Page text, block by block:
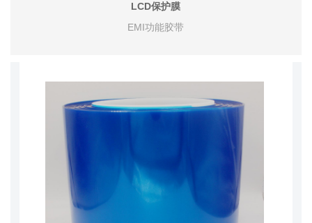
LCD保护膜
EMI功能胶带